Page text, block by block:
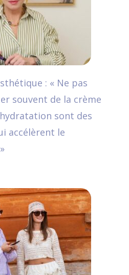
: « Ne pas
souvent de la crème
sont des
accélèrent le